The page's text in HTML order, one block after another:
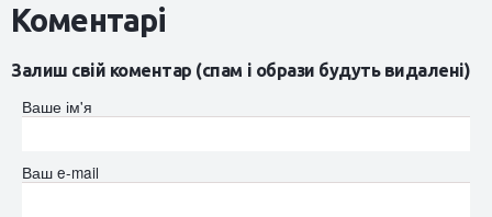
Коментарі
Залиш свій коментар (спам і образи будуть видалені)
Ваше ім'я
Ваш e-mail